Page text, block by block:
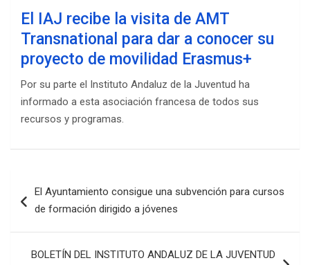
El IAJ recibe la visita de AMT
Transnational para dar a conocer su
proyecto de movilidad Erasmus+
Por su parte el Instituto Andaluz de la Juventud ha
informado a esta asociación francesa de todos sus
recursos y programas.
de
El Ayuntamiento consigue una subvención para cursos
de formación dirigido a jóvenes
BOLETÍN DEL INSTITUTO ANDALUZ DE LA JUVENTUD